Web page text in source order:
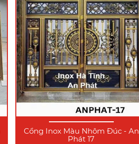
Cổng Inox Màu Nhôm Đúc - An
Phát 17